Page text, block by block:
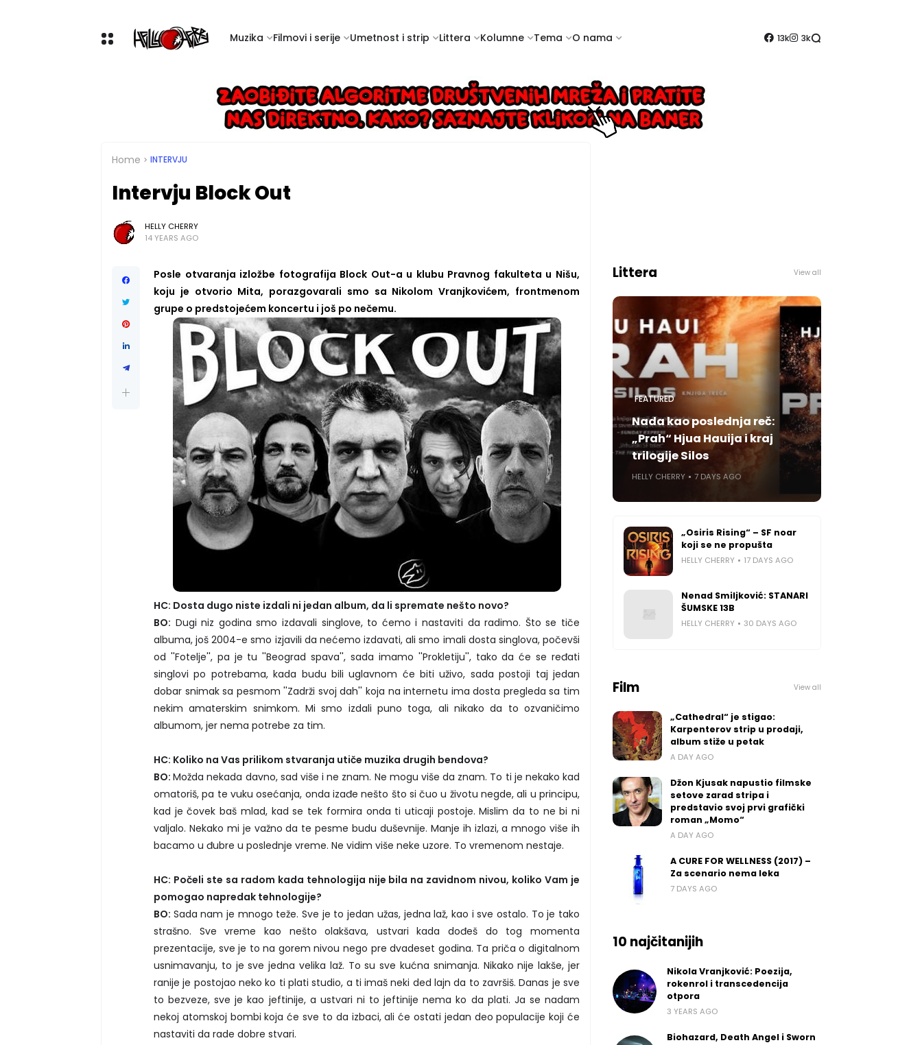
Muzika Filmovi i serije Umetnost i strip Littera Kolumne Tema O nama 13k 3k
Home INTERVJU
Intervju Block Out
HELLY CHERRY
14 YEARS AGO
Posle otvaranja izložbe fotografija Block Out-a u klubu Pravnog fakulteta u Nišu,
koju je otvorio Mita, porazgovarali smo sa Nikolom Vranjkovićem, frontmenom
grupe o predstojećem koncertu i još po nečemu.
HC: Dosta dugo niste izdali ni jedan album, da li spremate nešto novo?
BO: Dugi niz godina smo izdavali singlove, to ćemo i nastaviti da radimo. Što se tiče
albuma, još 2004-e smo izjavili da nećemo izdavati, ali smo imali dosta singlova, počevši
od ''Fotelje'', pa je tu ''Beograd spava'', sada imamo ''Prokletiju'', tako da će se ređati
singlovi po potrebama, kada budu bili uglavnom će biti uživo, sada postoji taj jedan
dobar snimak sa pesmom ''Zadrži svoj dah'' koja na internetu ima dosta pregleda sa tim
nekim amaterskim snimkom. Mi smo izdali puno toga, ali nikako da to ozvaničimo
albumom, jer nema potrebe za tim.
HC: Koliko na Vas prilikom stvaranja utiče muzika drugih bendova?
BO:Možda nekada davno, sad više i ne znam. Ne mogu više da znam. To ti je nekako kad
omatoriš, pa te vuku osećanja, onda izađe nešto što si čuo u životu negde, ali u principu,
kad je čovek baš mlad, kad se tek formira onda ti uticaji postoje. Mislim da to ne bi ni
valjalo. Nekako mi je važno da te pesme budu duševnije. Manje ih izlazi, a mnogo više ih
bacamo u đubre u poslednje vreme. Ne vidim više neke uzore. To vremenom nestaje.
HC: Počeli ste sa radom kada tehnologija nije bila na zavidnom nivou, koliko Vam je
pomogao napredak tehnologije?
BO: Sada nam je mnogo teže. Sve je to jedan užas, jedna laž, kao i sve ostalo. To je tako
strašno. Sve vreme kao nešto olakšava, ustvari kada dođeš do tog momenta
prezentacije, sve je to na gorem nivou nego pre dvadeset godina. Ta priča o digitalnom
usnimavanju, to je sve jedna velika laž. To su sve kućna snimanja. Nikako nije lakše, jer
ranije je postojao neko ko ti plati studio, a ti imaš neki ded lajn da to završiš. Danas je sve
to bezveze, sve je kao jeftinije, a ustvari ni to jeftinije nema ko da plati. Ja se nadam
nekoj atomskoj bombi koja će sve to da izbaci, ali će ostati jedan deo populacije koji će
nastaviti da rade dobre stvari.
Littera View all
FEATURED
Nada kao poslednja reč:
„Prah“ Hjua Hauija i kraj
trilogije Silos
HELLY CHERRY 7 DAYS AGO
„Osiris Rising“ – SF noar
koji se ne propušta
HELLY CHERRY 17 DAYS AGO
Nenad Smiljković: STANARI
ŠUMSKE 13B
HELLY CHERRY 30 DAYS AGO
Film View all
„Cathedral“ je stigao:
Karpenterov strip u prodaji,
album stiže u petak
A DAY AGO
Džon Kjusak napustio filmske
setove zarad stripa i
predstavio svoj prvi grafički
roman „Momo“
A DAY AGO
A CURE FOR WELLNESS (2017) –
Za scenario nema leka
7 DAYS AGO
10 najčitanijih
Nikola Vranjković: Poezija,
rokenrol i transcedencija
otpora
3 YEARS AGO
Biohazard, Death Angel i Sworn